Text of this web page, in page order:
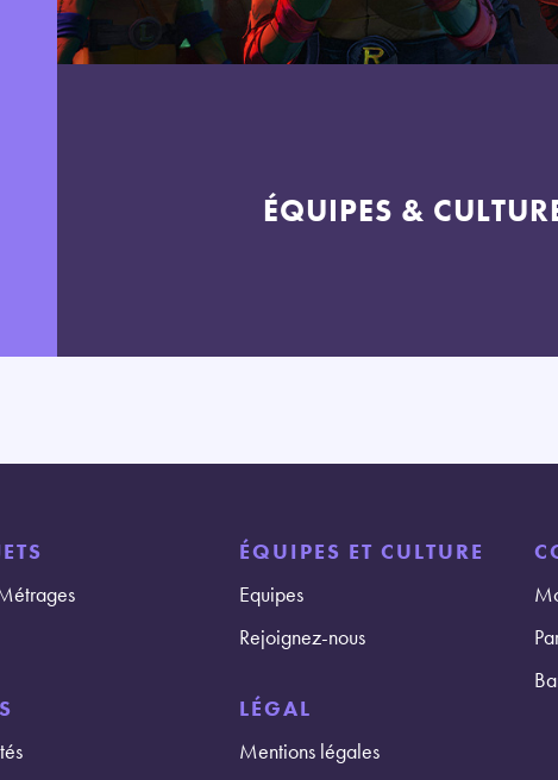
ÉQUIPES &
ÉQUIPES ET CULTURE
Equipes
Rejoignez-nous
LÉGAL
Mentions légales